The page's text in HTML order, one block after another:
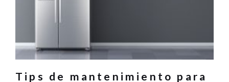
Tips de mantenimiento para